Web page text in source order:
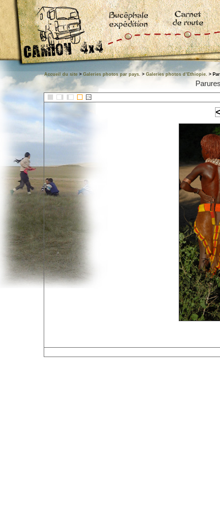
Accueil du site > Galeries photos par pays. > Galeries photos d’Ethiopie. >
::>